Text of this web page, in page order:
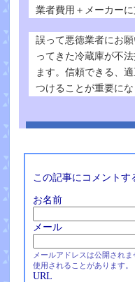
業者費用＋メーカー
誤って悪徳業者にお
ってきた冷蔵庫が不
ます。信頼できる、
つけることが重要にな
この記事にコメントす
お名前
メール
メールアドレスは公開され
使用されることがあります。
URL